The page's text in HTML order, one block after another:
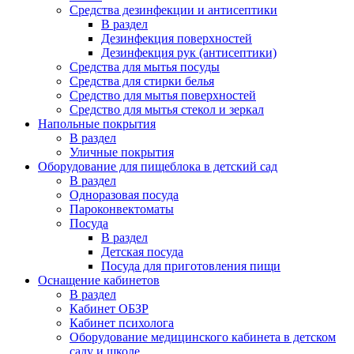
Средства дезинфекции и антисептики
В раздел
Дезинфекция поверхностей
Дезинфекция рук (антисептики)
Средства для мытья посуды
Средства для стирки белья
Средство для мытья поверхностей
Средство для мытья стекол и зеркал
Напольные покрытия
В раздел
Уличные покрытия
Оборудование для пищеблока в детский сад
В раздел
Одноразовая посуда
Пароконвектоматы
Посуда
В раздел
Детская посуда
Посуда для приготовления пищи
Оснащение кабинетов
В раздел
Кабинет ОБЗР
Кабинет психолога
Оборудование медицинского кабинета в детском
саду и школе